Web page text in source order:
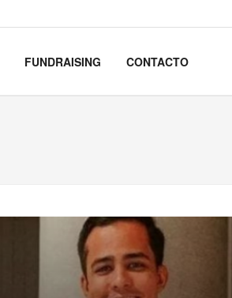
FUNDRAISING CONTACTO